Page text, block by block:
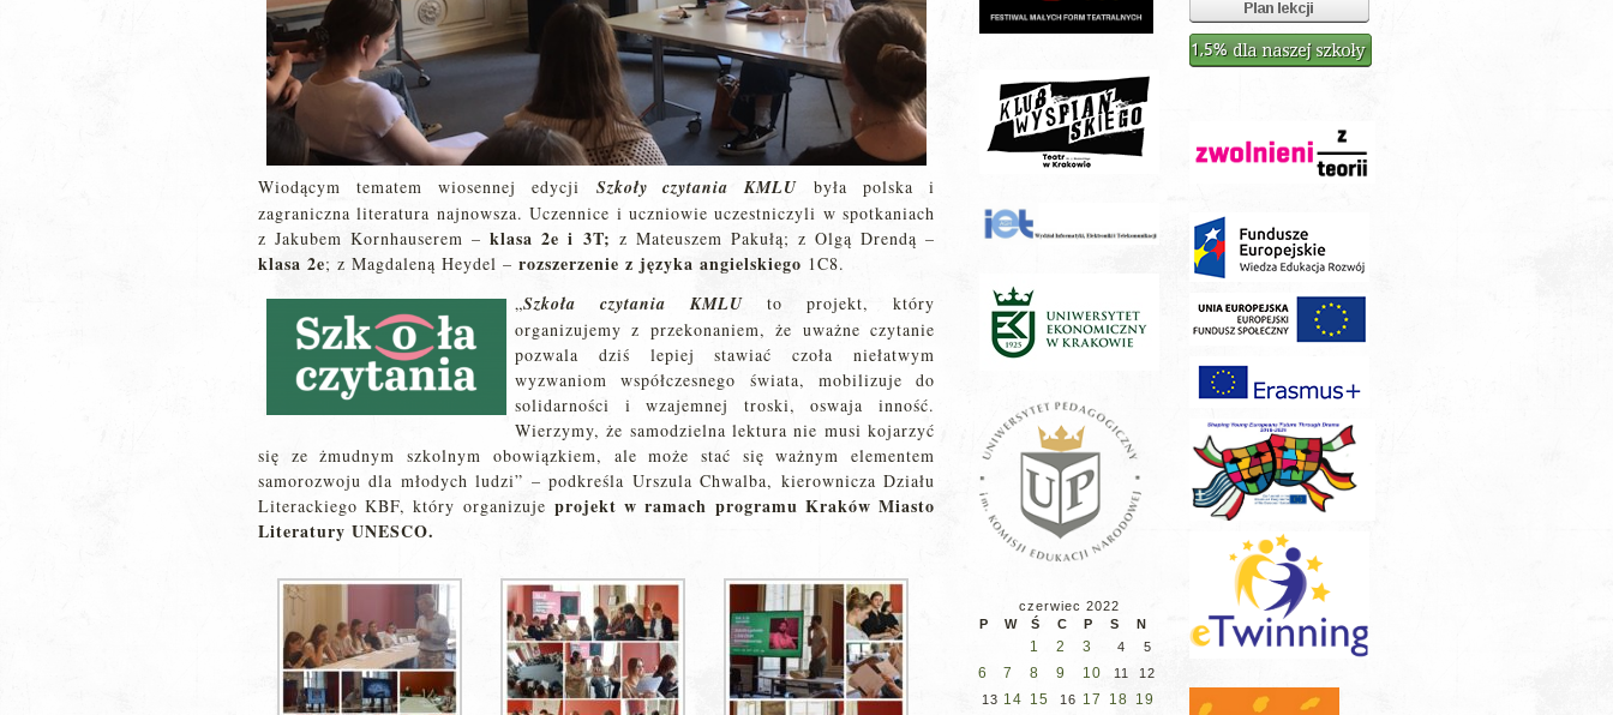
Wiodącym tematem wiosennej edycji Szkoły czytania KMLU
była polska i
zagraniczna literatura najnowsza. Uczennice i uczniowie uczestniczyli w spotkaniach
z Jakubem Kornhauserem –klasa 2e i 3T; z Mateuszem Pakułą; z Olgą Drendą –
klasa 2e; z Magdaleną Heydel – rozszerzenie z języka angielskiego 1C8.
„Szkoła czytania KMLUto projekt, który
organizujemy z przekonaniem, że uważne czytanie
pozwala dziś lepiej stawiać czoła niełatwym
wyzwaniom współczesnego świata, mobilizuje do
solidarności i wzajemnej troski, oswaja inność.
Wierzymy, że samodzielna lektura nie musi kojarzyć
się ze żmudnym szkolnym obowiązkiem, ale może stać się ważnym elementem
samorozwoju dla młodych ludzi” – podkreśla Urszula Chwalba, kierownicza Działu
Literackiego KBF, który organizuje projekt w ramach programu Kraków Miasto
Literatury UNESCO.
czerwiec 2022
P
W Ś C P S N
1 2 3 4 5
6 7 8 9 10 11
12
13 14 15 16 17 18 19